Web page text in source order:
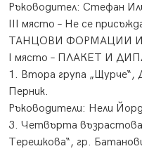
Ръководител: Стефан
ІІІ място – Не се
ТАНЦОВИ ФОРМАЦИИ
І място – ПЛАКЕТ И
1. Втора група
Перник.
​Ръководители: Нели
3. Четвърта
Терешкова“, гр.